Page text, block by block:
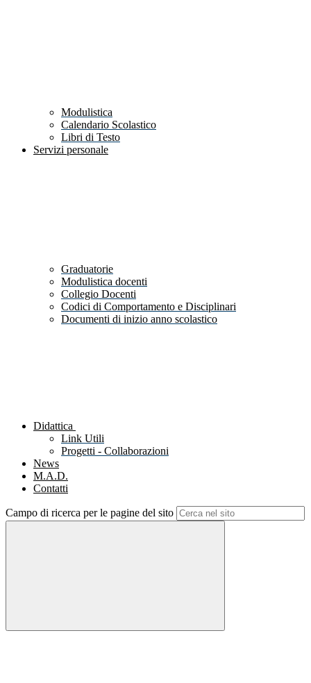
Modulistica
Calendario Scolastico
Libri di Testo
Servizi personale
Graduatorie
Modulistica docenti
Collegio Docenti
Codici di Comportamento e Disciplinari
Documenti di inizio anno scolastico
Didattica
Link Utili
Progetti - Collaborazioni
News
M.A.D.
Contatti
Campo di ricerca per le pagine del sito